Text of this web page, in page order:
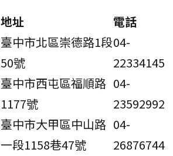
地址
電話
臺中市北區崇德路1段
50號
04-
22334145
臺中市西屯區福順路
1177號
04-
23592992
臺中市大甲區中山路
一段1158巷47號
04-
26876744